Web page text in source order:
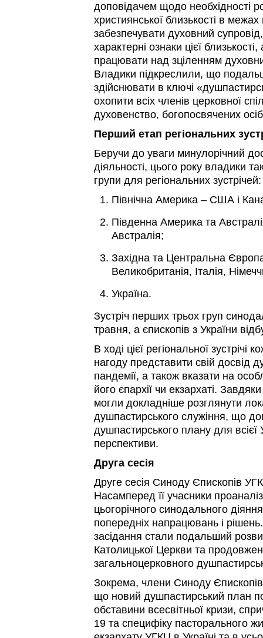
доповідачем щодо необхідності
християнської близькості в
забезпечувати духовний супровід,
характерні ознаки цієї
працювати над зціленням
Владики підкреслили, що
здійснювати в ключі
охопити всіх членів церковної
духовенство, богопосвячених
Перший етап регіональних
Беручи до уваги минулорічний
діяльності, цього року владики
групи для регіональних зустрічей:
Північна Америка – США і
Південна Америка та
Австралія;
Західна та Центральна
Великобританія, Італія,
Україна.
Зустріч перших трьох груп
травня, а єпископів з України
В ході цієї регіональної
нагоду представити свій досвід
пандемії, а також вказати на
його єпархії чи екзархаті.
могли докладніше розглянути
душпастирського служіння, що
душпастирського плану для
перспективи.
Друга сесія
Друге сесія Синоду Єпископів
Насамперед її учасники
цьогорічного синодального
попередніх напрацювань і
засідання стали подальший
Католицької Церкви та
загальноцерковного
Зокрема, члени Синоду
що новий душпастирський план
обставини всесвітньої кризи,
19 та специфіку пасторального